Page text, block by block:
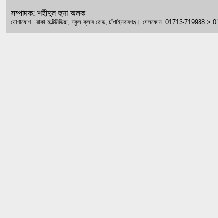
সম্পাদক: শহীদুল হুদা অলক
যোগাযোগ : রাকা মাল্টিমিডিয়া, স্কুল ক্লাব রোড, চাঁপাইনবাবগঞ্জ। সেলফোন: 01713-